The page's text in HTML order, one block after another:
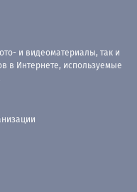
и видеоматериалы, так и
в Интернете, используемые